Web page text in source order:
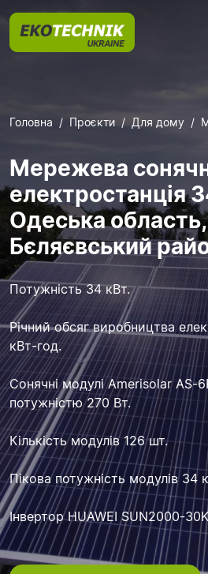
Головна Проєкти Для дому
Мережева
електростанція
Одеська область,
Бєляєвський
Потужність 34 кВт.
Річний обсяг виробництва
кВт-год.
Сонячні модулі Amerisolar AS-
потужністю 270 Вт.
Кількість модулів 126 шт.
Пікова потужність модулів 34
Інвертор HUAWEI SUN2000-